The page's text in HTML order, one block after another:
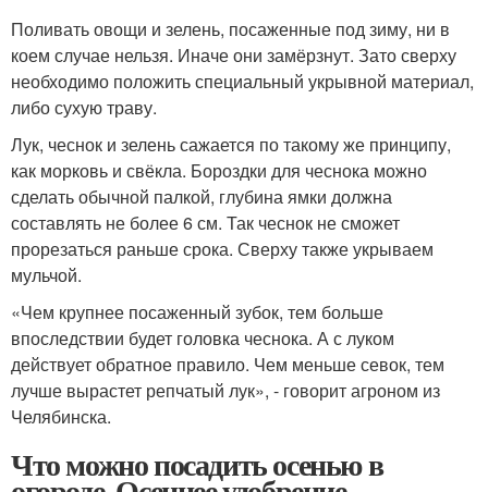
Поливать овощи и зелень, посаженные под зиму, ни в
коем случае нельзя. Иначе они замёрзнут. Зато сверху
необходимо положить специальный укрывной материал,
либо сухую траву.
Лук, чеснок и зелень сажается по такому же принципу,
как морковь и свёкла. Бороздки для чеснока можно
сделать обычной палкой, глубина ямки должна
составлять не более 6 см. Так чеснок не сможет
прорезаться раньше срока. Сверху также укрываем
мульчой.
«Чем крупнее посаженный зубок, тем больше
впоследствии будет головка чеснока. А с луком
действует обратное правило. Чем меньше севок, тем
лучше вырастет репчатый лук», - говорит агроном из
Челябинска.
Что можно посадить осенью в